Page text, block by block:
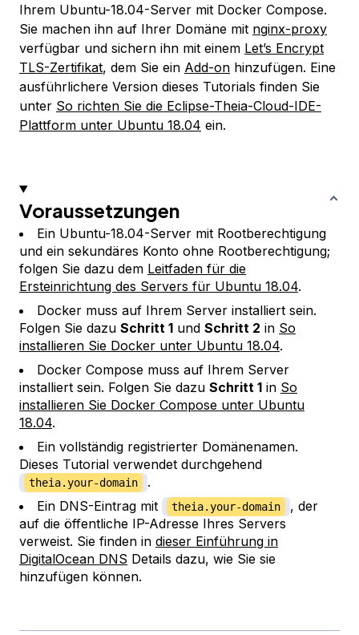
Ihrem Ubuntu-18.04-Server mit Docker Compose.
Sie machen ihn auf Ihrer Domäne mit nginx-proxy
verfügbar und sichern ihn mit einem Let’s Encrypt
TLS-Zertifikat, dem Sie ein Add-on hinzufügen. Eine
ausführlichere Version dieses Tutorials finden Sie
unter So richten Sie die Eclipse-Theia-Cloud-IDE-
Plattform unter Ubuntu 18.04 ein.
Voraussetzungen
Ein Ubuntu-18.04-Server mit Rootberechtigung
und ein sekundäres Konto ohne Rootberechtigung;
folgen Sie dazu dem Leitfaden für die
Ersteinrichtung des Servers für Ubuntu 18.04.
Docker muss auf Ihrem Server installiert sein.
Folgen Sie dazu Schritt 1 und Schritt 2 in So
installieren Sie Docker unter Ubuntu 18.04.
Docker Compose muss auf Ihrem Server
installiert sein. Folgen Sie dazu Schritt 1 in So
installieren Sie Docker Compose unter Ubuntu
18.04.
Ein vollständig registrierter Domänenamen.
Dieses Tutorial verwendet durchgehend
theia.your-domain
.
Ein DNS-Eintrag mit
theia.your-domain
, der
auf die öffentliche IP-Adresse Ihres Servers
verweist. Sie finden in dieser Einführung in
DigitalOcean DNS Details dazu, wie Sie sie
hinzufügen können.